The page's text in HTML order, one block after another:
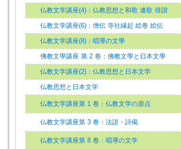
仏教文学講座(4)：仏教思想と和歌 連歌 俳諧
仏教文学講座(6)：僧伝 寺社縁起 絵巻 絵伝
仏教文学講座(8)：唱導の文學
佛教文學講座 第 2 卷：佛教文學と日本文學
仏教文学講座(2)：仏教思想と日本文学
仏教思想と日本文学
仏教文学講座第 1 卷：仏教文学の原点
仏教文学講座第 3 卷：法語・詩偈
仏教文学講座第 8 卷：唱導の文学